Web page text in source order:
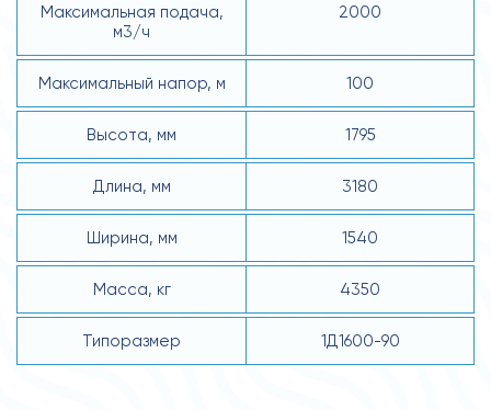
Максимальная подача,
м3/ч
2000
Максимальный напор, м 100
Высота, мм 1795
Длина, мм 3180
Ширина, мм 1540
Масса, кг 4350
Типоразмер 1Д1600-90